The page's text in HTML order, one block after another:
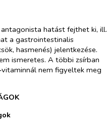
hatást fejthet ki, ill.
a gastrointestinalis
hasmenés) jelentkezése.
ismeretes. A többi zsírban
nem figyeltek meg